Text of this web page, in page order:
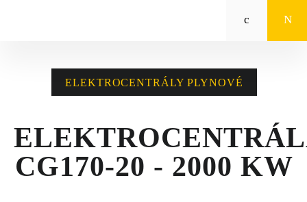
STROJE PRE
MALÁ MECHANIZÁCIA
ELEKTROCENTRÁLY PLYNOVÉ
CG170-20 - 2000 KW